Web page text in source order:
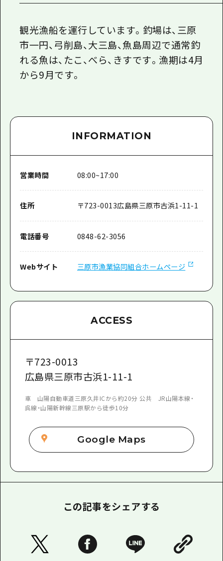
メディア掲載情報
フォトダウンロード
関連リンク
観光漁船を運行しています。釣場は、三原
市一円、弓削島、大三島、魚島周辺で通常釣
れる魚は、たこ、べら、きすです。漁期は4月
から9月です。
INFORMATION
営業時間 08:00~17:00
住所 〒723-0013広島県三原市古浜1-11-1
電話番号 0848-62-3056
Webサイト 三原市漁業協同組合ホームページ
ACCESS
〒723-0013
広島県三原市古浜1-11-1
車 山陽自動車道三原久井ICから約20分 公共 JR山陽本線・
呉線・山陽新幹線三原駅から徒歩10分
Google Maps
この記事をシェアする